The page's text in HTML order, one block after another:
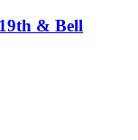
& Bell